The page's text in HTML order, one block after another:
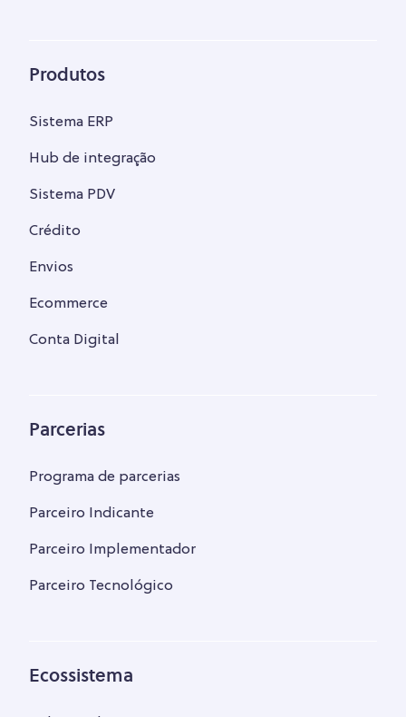
Produtos
Sistema ERP
Hub de integração
Sistema PDV
Crédito
Envios
Ecommerce
Conta Digital
Parcerias
Programa de parcerias
Parceiro Indicante
Parceiro Implementador
Parceiro Tecnológico
Ecossistema